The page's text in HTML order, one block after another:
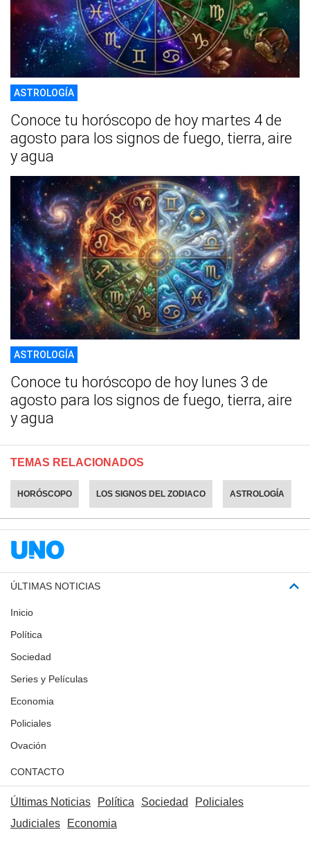
ASTROLOGÍA
Conoce tu horóscopo de hoy martes 4 de
agosto para los signos de fuego, tierra, aire
y agua
ASTROLOGÍA
Conoce tu horóscopo de hoy lunes 3 de
agosto para los signos de fuego, tierra, aire
y agua
TEMAS RELACIONADOS
HORÓSCOPO LOS SIGNOS DEL ZODIACO ASTROLOGÍA
ÚLTIMAS NOTICIAS
Inicio
Política
Sociedad
Series y Películas
Economia
Policiales
Ovación
CONTACTO
Últimas Noticias Política Sociedad
Policiales
Judiciales
Economia